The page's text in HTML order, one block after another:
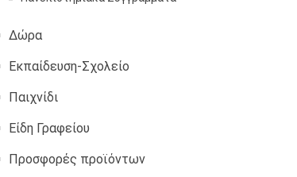
Δώρα
Εκπαίδευση-Σχολείο
Παιχνίδι
Είδη Γραφείου
Προσφορές προϊόντων